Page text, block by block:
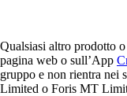
Qualsiasi altro prodotto
pagina web o sull’App
gruppo e non rientra
Limited o Foris MT